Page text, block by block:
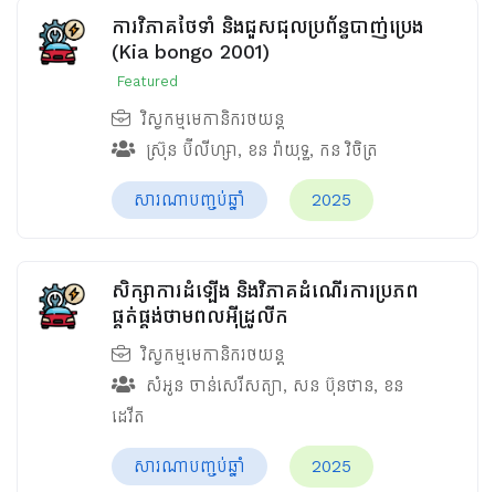
ការវិភាគថែទាំ និងជួសជុលប្រព័ន្ធបាញ់ប្រេង
(Kia bongo 2001)
Featured
វិស្វកម្មមេកានិករថយន្ត
ស្រ៊ុន ប៊ីលីហ្សា, ខន រ៉ាយុទ្ធ, កន វិចិត្រ
សារណាបញ្ចប់ឆ្នាំ 2025
សិក្សាការដំឡើង និងវិភាគដំណើរការប្រភព
ផ្គត់ផ្គង់ថាមពលអ៊ីដ្រូលីក
វិស្វកម្មមេកានិករថយន្ត
សំអូន ចាន់សេរីសត្យា, សន ប៊ុនថាន, ខន
ដេវីត
សារណាបញ្ចប់ឆ្នាំ 2025